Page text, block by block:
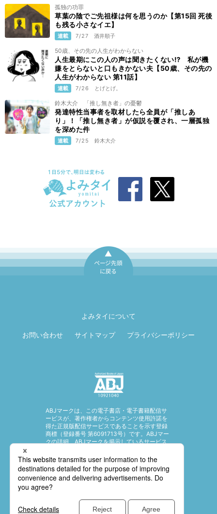
孤独の功罪
草葉の陰でご先祖様は何を思うのか【第15回 死後
も残る小さなイエ】
連載 7/27 酒井順子
50歳、その先の人生がわからない
人生最期にこの人の声は聞きたくない⁉ 私が機
嫌をとらないと口もきかない夫【50歳、その先の
人生がわからない 第11話】
連載 7/26 とげとげ。
鈴木大介 「推し無き者」の憂鬱
発達特性当事者を取材したら全員が「推しあ
り」！「推し無き者」が仮説を覆され、一層孤独
を深めた件
連載 7/25 鈴木大介
よみタイについて
お問い合わせ サイトマップ プライバシーポリシー
ABJマークは、この電子書店・電子書籍配信サ
ービスが、著作権者からコンテンツ使用許諾を
得た正規版配信サービスであることを示す登録
商標（登録番号 第6091713号）です。ABJマー
クの詳細、ABJマークを掲示しているサービス